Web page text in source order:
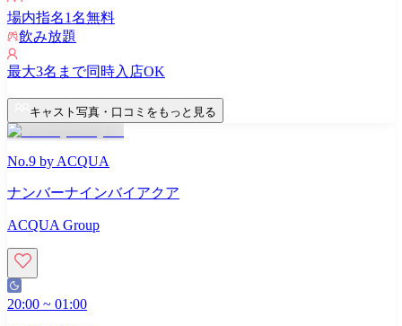
場内指名1名無料
飲み放題
最大3名まで同時入店OK
キャスト写真・口コミをもっと見る
No.9 by ACQUA
ナンバーナインバイアクア
ACQUA Group
20:00 ~ 01:00